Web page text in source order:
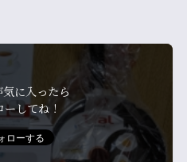
気に入ったら
してね！